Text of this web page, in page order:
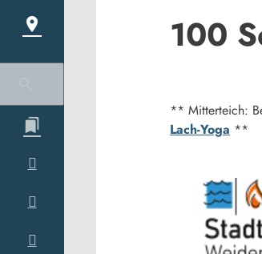
100
** Mitterteich:
Lach-Yoga **